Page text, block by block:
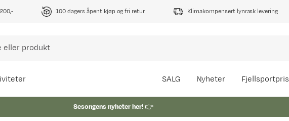
100 dagers åpent kjøp og fri retur Klimakompensert lynrask levering
SALG Nyheter Fjellsportpris
Sesongens nyheter her!👉